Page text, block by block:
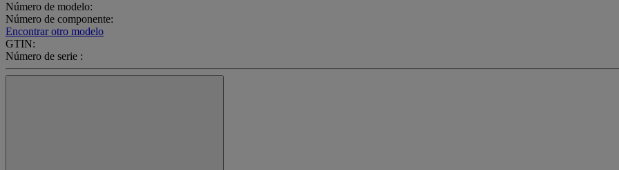
Número de modelo:
Número de componente:
Encontrar otro modelo
GTIN:
Número de serie :